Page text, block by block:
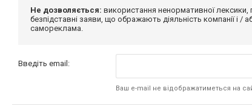
Не дозволяється: використання ненормативної
безпідставні заяви, що ображають діяльність компанії і /
самореклама.
Введіть email:
Ваш e-mail не відображатиметься на